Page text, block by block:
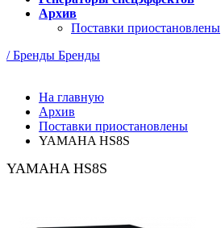
Архив
Поставки приостановлены
/ Бренды Бренды
На главную
Архив
Поставки приостановлены
YAMAHA HS8S
YAMAHA HS8S